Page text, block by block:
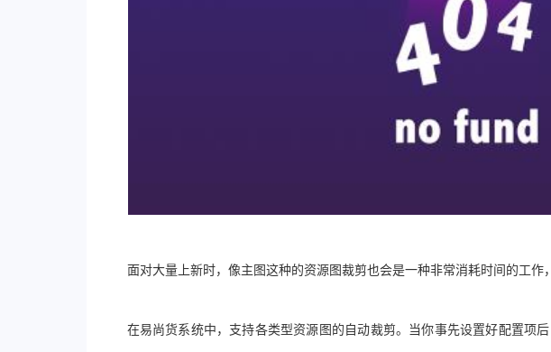
面对大量上新时， 像主图这种的资源图裁剪也会是一种非常消耗时间的工作，
在易尚货系统中 ， 支持各类型资源图的自动裁剪。 当你事先设置好配置项后